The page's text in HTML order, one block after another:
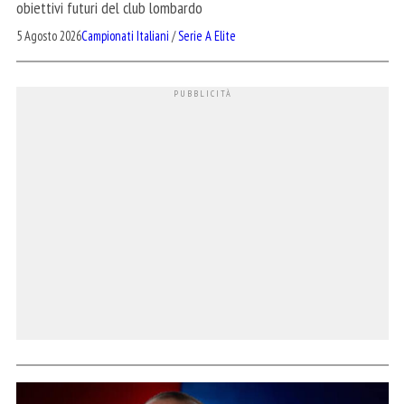
obiettivi futuri del club lombardo
5 Agosto 2026Campionati Italiani /Serie A Elite